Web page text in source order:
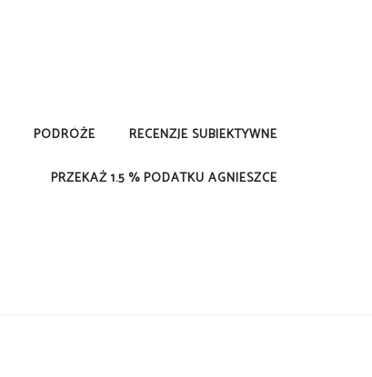
PODRÓŻE RECENZJE SUBIEKTYWNE
PRZEKAŻ 1.5 % PODATKU AGNIESZCE